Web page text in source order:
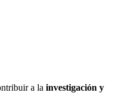
a la investigación y